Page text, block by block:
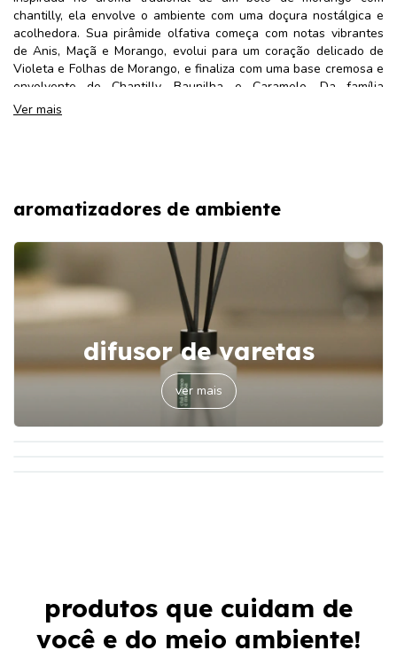
chantilly, ela envolve o ambiente com uma doçura nostálgica e
acolhedora. Sua pirâmide olfativa começa com notas vibrantes
de Anis, Maçã e Morango, evolui para um coração delicado de
Violeta e Folhas de Morango, e finaliza com uma base cremosa e
envolvente de Chantilly, Baunilha e Caramelo. Da família
olfativagourmand
Composição:
Blend de ceras 100% vegetais (palma e coco),
essência premium e pavio de algodão.
Volume líquido:170g
Frasco de vidro rosa reutilizável e tampa de alumínio
vermelha
Modo de usar
Acenda e aguarde a cera derretida atingir toda a borda do
frasco, logo após o aroma será liberado no ar. Antes de
reacender a vela, apare o pavio deixando-o com
Não deixe a vela acesa sem supervisão.
Mantenha fora do alcance de crianças, animais de estimação
e objetos inflamáveis.
Ver mais
aromatizadores de ambiente
difusor de varetas
ver mais
home spray
ver mais
essência concentrada
difusor elétrico
produtos que cuidam de
você e do meio ambiente!